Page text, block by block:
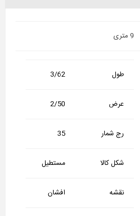
9 متری
طول 3/62
عرض 2/50
رج شمار 35
شکل کالا مستطیل
نقشه افشان